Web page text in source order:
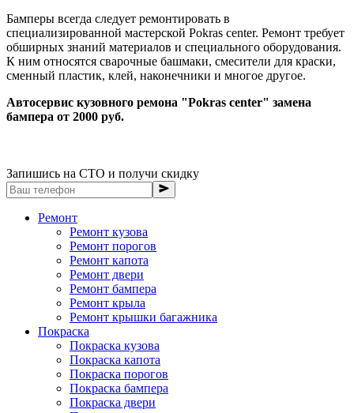
Бамперы всегда следует ремонтировать в
специализированной мастерской Pokras center. Ремонт требует
обширных знаний материалов и специального оборудования.
К ним относятся сварочные башмаки, смесители для краски,
сменный пластик, клей, наконечники и многое другое.
Автосервис кузовного ремона "Pokras center" замена
бампера от 2000 руб.
Запишись на СТО и получи скидку
Ремонт
Ремонт кузова
Ремонт порогов
Ремонт капота
Ремонт двери
Ремонт бампера
Ремонт крыла
Ремонт крышки багажника
Покраска
Покраска кузова
Покраска капота
Покраска порогов
Покраска бампера
Покраска двери